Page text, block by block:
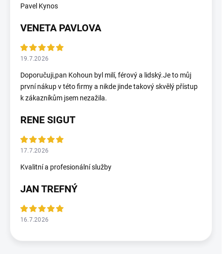
Pavel Kynos
VENETA PAVLOVA
19.7.2026
Doporučuji,pan Kohoun byl milí, férový a lidský.Je to můj
první nákup v této firmy a nikde jinde takový skvělý přístup
k zákazníkům jsem nezažila.
RENE SIGUT
17.7.2026
Kvalitní a profesionální služby
JAN TREFNÝ
16.7.2026